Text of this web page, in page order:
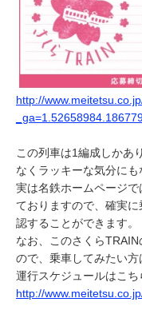
http://
この列車は1編成しかあ
なくラッキーな気分にも
実は名鉄ホームページ
ておりますので、確実
認することができます。
なお、このさくら
ので、乗車してみたい方
運行スケジュールはこち
http://